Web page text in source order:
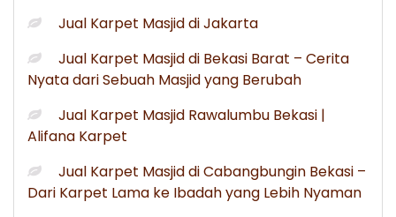
Jual Karpet Masjid di Jakarta
Jual Karpet Masjid di Bekasi Barat – Cerita
Nyata dari Sebuah Masjid yang Berubah
Jual Karpet Masjid Rawalumbu Bekasi |
Alifana Karpet
Jual Karpet Masjid di Cabangbungin Bekasi –
Dari Karpet Lama ke Ibadah yang Lebih Nyaman